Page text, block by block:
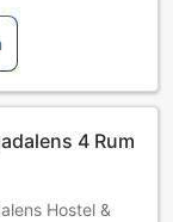
4 Rum
Hostel &